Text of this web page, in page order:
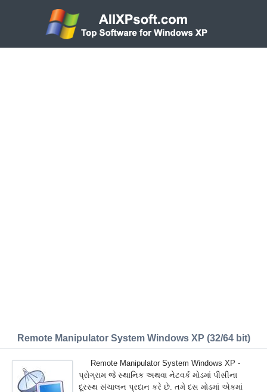
Remote Manipulator System Windows XP (32/64 bit)
Remote Manipulator System Windows XP -
પ્રોગ્રામ જે સ્થાનિક અથવા નેટવર્ક મોડમાં પીસીના
દૂરસ્થ સંચાલન પ્રદાન કરે છે. તમે દસ મોડમાં એકમાં